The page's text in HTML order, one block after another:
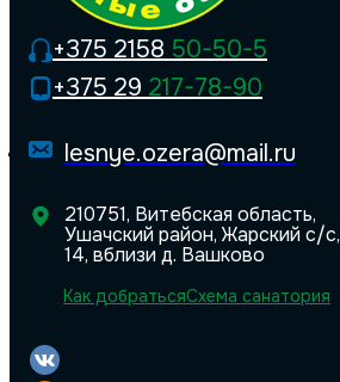
+375 2158 50-50-5
+375 29 217-78-90
lesnye.ozera@mail.ru
210751, Витебская область,
Ушачский район, Жарский с/с,
14, вблизи д. Вашково
Как добратьсяСхема санатория